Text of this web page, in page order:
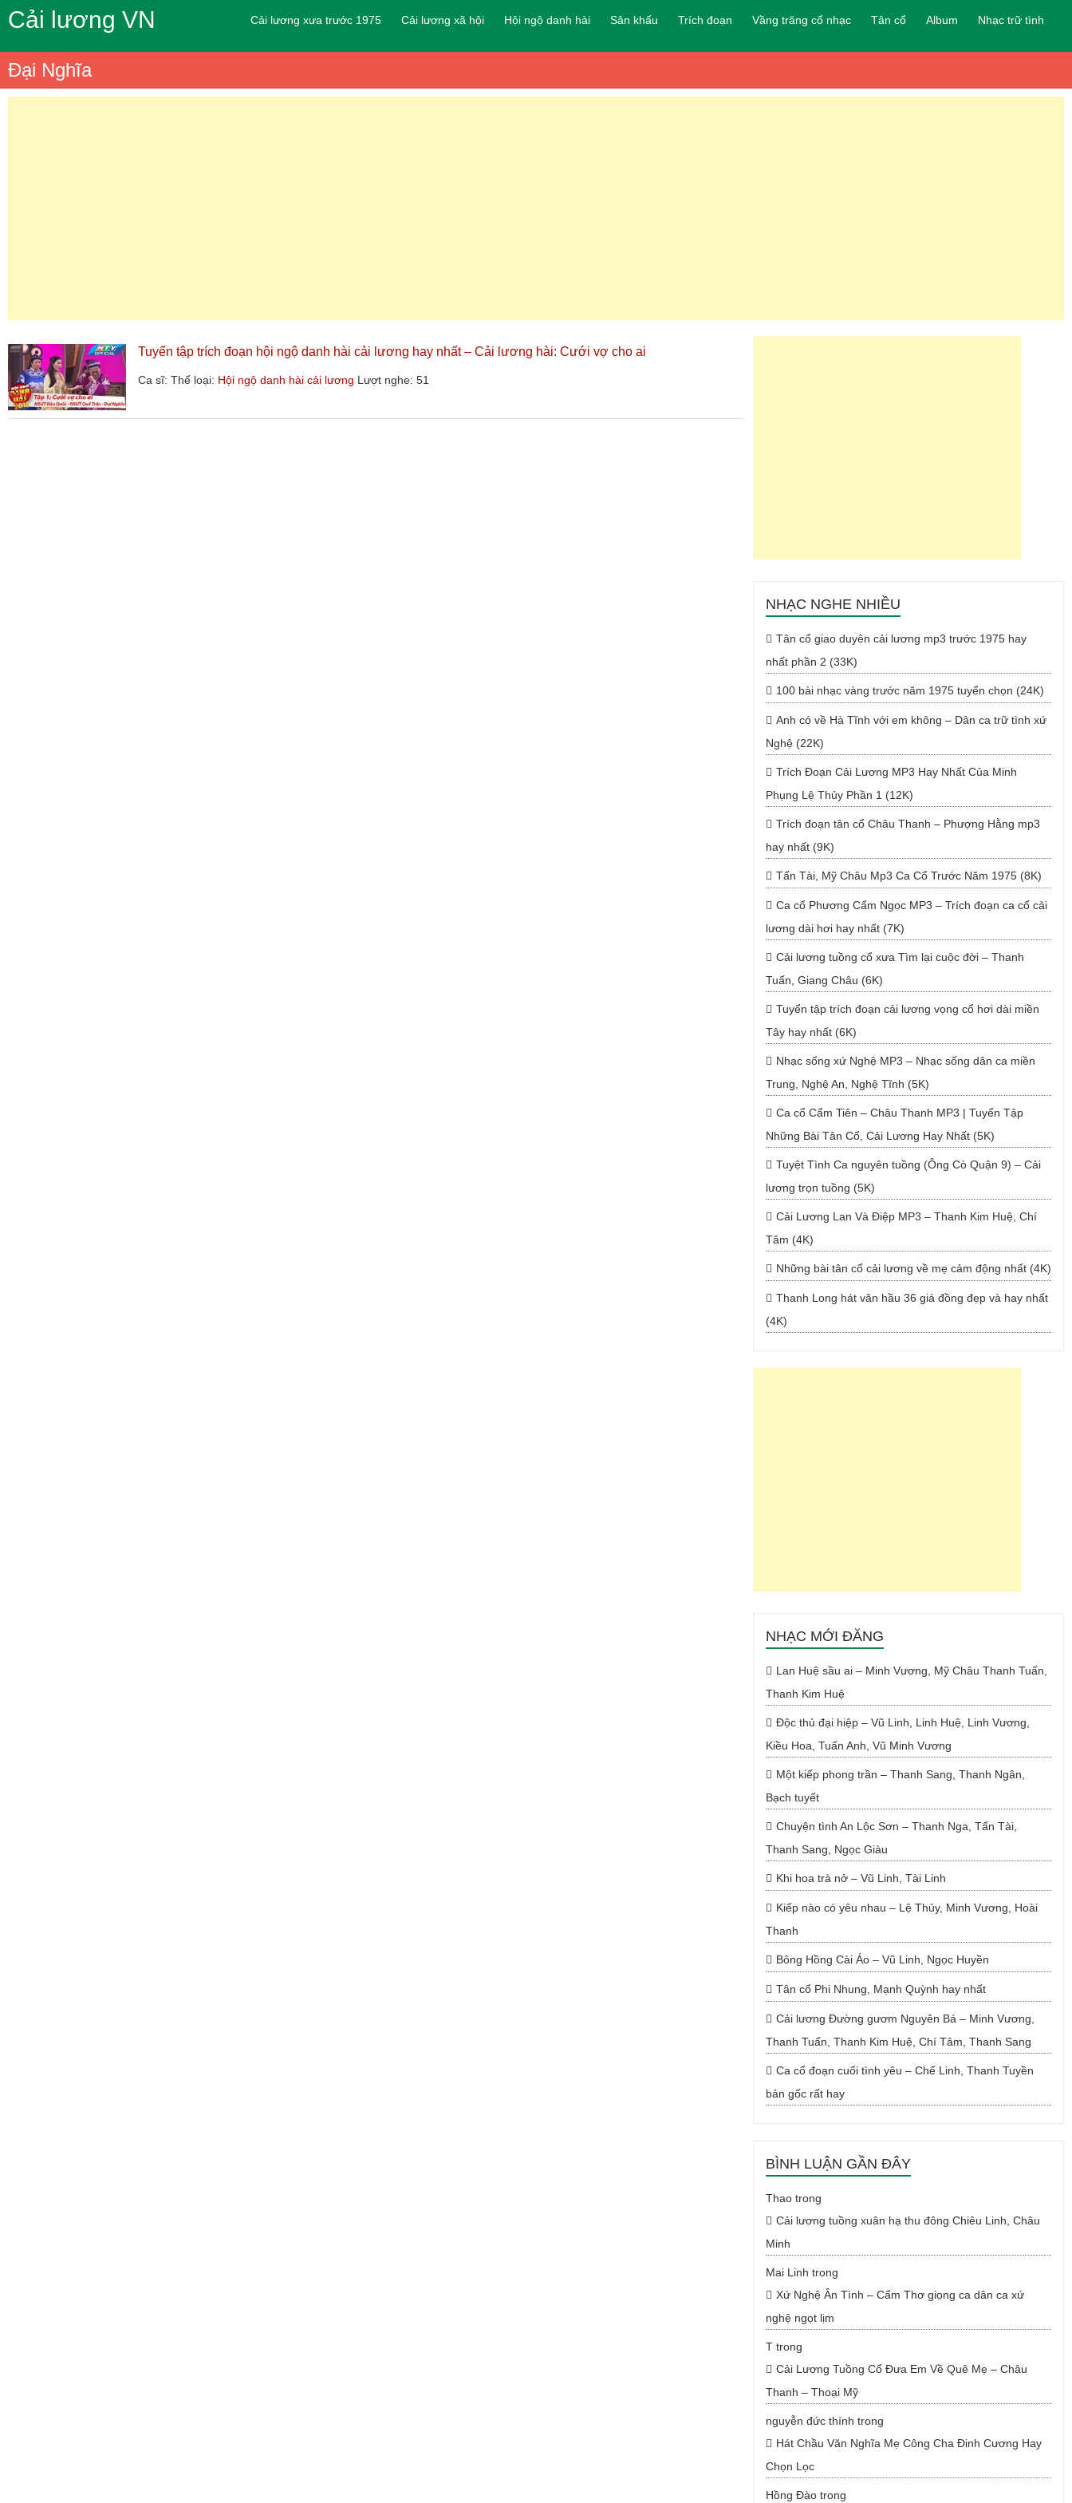
Cải lương VN Cải lương xưa trước 1975 Cải lương xã hội Hội ngộ danh hài Sân khấu Trích đoạn Vầng trăng cổ nhạc Tân cổ Album Nhạc trữ tình
Đại Nghĩa
Tuyển tập trích đoạn hội ngộ danh hài cải lương hay nhất – Cải lương hài: Cưới vợ cho ai
Ca sĩ: Thể loại: Hội ngộ danh hài cải lương Lượt nghe: 51
NHẠC NGHE NHIỀU
Tân cổ giao duyên cải lương mp3 trước 1975 hay
nhất phần 2 (33K)
100 bài nhạc vàng trước năm 1975 tuyển chọn (24K)
Anh có về Hà Tĩnh với em không – Dân ca trữ tình xứ
Nghệ (22K)
Trích Đoạn Cải Lương MP3 Hay Nhất Của Minh
Phụng Lệ Thủy Phần 1 (12K)
Trích đoạn tân cổ Châu Thanh – Phượng Hằng mp3
hay nhất (9K)
Tấn Tài, Mỹ Châu Mp3 Ca Cổ Trước Năm 1975 (8K)
Ca cổ Phương Cẩm Ngọc MP3 – Trích đoạn ca cổ cải
lương dài hơi hay nhất (7K)
Cải lương tuồng cổ xưa Tìm lại cuộc đời – Thanh
Tuấn, Giang Châu (6K)
Tuyển tập trích đoạn cải lương vọng cổ hơi dài miền
Tây hay nhất (6K)
Nhạc sống xứ Nghệ MP3 – Nhạc sống dân ca miền
Trung, Nghệ An, Nghệ Tĩnh (5K)
Ca cổ Cẩm Tiên – Châu Thanh MP3 | Tuyển Tập
Những Bài Tân Cổ, Cải Lương Hay Nhất (5K)
Tuyệt Tình Ca nguyên tuồng (Ông Cò Quận 9) – Cải
lương trọn tuồng (5K)
Cải Lương Lan Và Điệp MP3 – Thanh Kim Huệ, Chí
Tâm (4K)
Những bài tân cổ cải lương về mẹ cảm động nhất (4K)
Thanh Long hát văn hầu 36 giá đồng đẹp và hay nhất
(4K)
NHẠC MỚI ĐĂNG
Lan Huệ sầu ai – Minh Vương, Mỹ Châu Thanh Tuấn,
Thanh Kim Huệ
Độc thủ đại hiệp – Vũ Linh, Linh Huệ, Linh Vương,
Kiều Hoa, Tuấn Anh, Vũ Minh Vương
Một kiếp phong trần – Thanh Sang, Thanh Ngân,
Bạch tuyết
Chuyện tình An Lộc Sơn – Thanh Nga, Tấn Tài,
Thanh Sang, Ngọc Giàu
Khi hoa trà nở – Vũ Linh, Tài Linh
Kiếp nào có yêu nhau – Lệ Thủy, Minh Vương, Hoài
Thanh
Bông Hồng Cài Áo – Vũ Linh, Ngọc Huyền
Tân cổ Phi Nhung, Mạnh Quỳnh hay nhất
Cải lương Đường gươm Nguyên Bá – Minh Vương,
Thanh Tuấn, Thanh Kim Huệ, Chí Tâm, Thanh Sang
Ca cổ đoạn cuối tình yêu – Chế Linh, Thanh Tuyền
bản gốc rất hay
BÌNH LUẬN GẦN ĐÂY
Thaotrong
Cải lương tuồng xuân hạ thu đông Chiêu Linh, Châu
Minh
Mai Linh trong
Xứ Nghệ Ân Tình – Cẩm Thơ giọng ca dân ca xứ
nghệ ngọt lịm
Ttrong
Cải Lương Tuồng Cổ Đưa Em Về Quê Mẹ – Châu
Thanh – Thoại Mỹ
nguyễn đức thính trong
Hát Chầu Văn Nghĩa Mẹ Công Cha Đinh Cương Hay
Chọn Lọc
Hồng Đàotrong